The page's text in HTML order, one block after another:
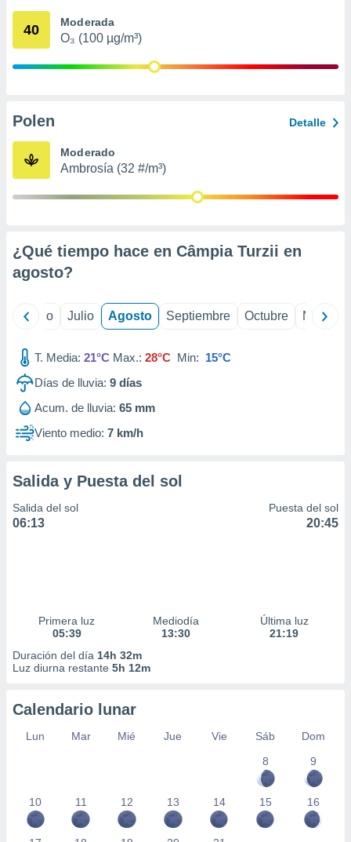
mediante
publicidad
de
40 Moderada
O₃ (100 µg/m³)
Polen Detalle
Moderado
Ambrosía (32 #/m³)
¿Qué tiempo hace en Câmpia Turzii en
agosto?
Junio Julio Agosto Septiembre Octubre
T. Media: 21°C Max.: 28°C Min: 15°C
Días de lluvia: 9 días
Acum. de lluvia: 65 mm
Viento medio: 7 km/h
Salida y Puesta del sol
Salida del sol
06:13
Puesta del sol
20:45
Primera luz
05:39
Mediodía
13:30
Última luz
21:19
Duración del día 14h 32m
Luz diurna restante 5h 12m
Calendario lunar
Lun Mar Mié Jue Vie Sáb
Dom
8
9
10 11 12 13 14 15 16